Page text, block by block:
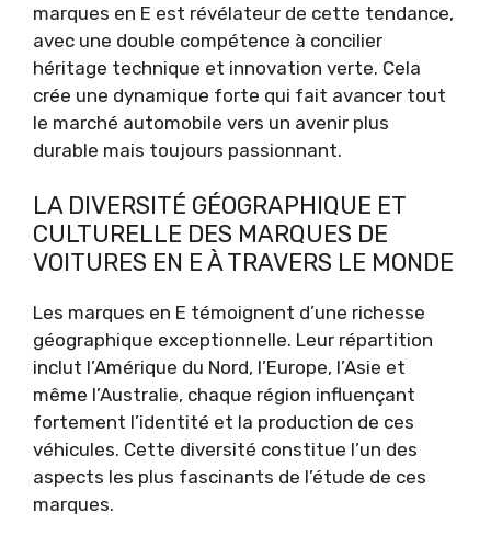
marques en E est révélateur de cette tendance,
avec une double compétence à concilier
héritage technique et innovation verte. Cela
crée une dynamique forte qui fait avancer tout
le marché automobile vers un avenir plus
durable mais toujours passionnant.
LA DIVERSITÉ GÉOGRAPHIQUE ET
CULTURELLE DES MARQUES DE
VOITURES EN E À TRAVERS LE MONDE
Les marques en E témoignent d’une richesse
géographique exceptionnelle. Leur répartition
inclut l’Amérique du Nord, l’Europe, l’Asie et
même l’Australie, chaque région influençant
fortement l’identité et la production de ces
véhicules. Cette diversité constitue l’un des
aspects les plus fascinants de l’étude de ces
marques.